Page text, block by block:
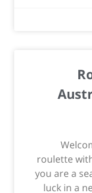
roulette
you are a
luck in a